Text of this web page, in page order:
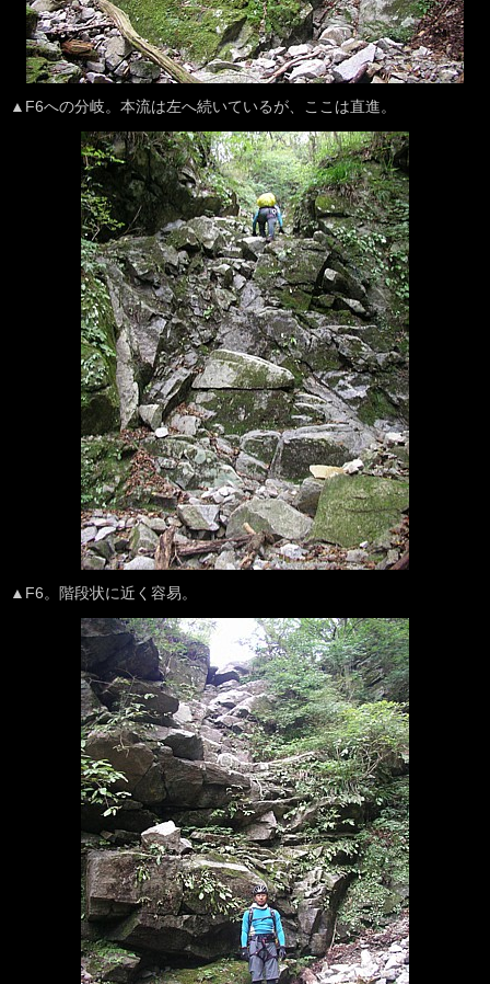
▲F6への分岐。本流は左へ続いているが、ここは直進。
▲F6。階段状に近く容易。